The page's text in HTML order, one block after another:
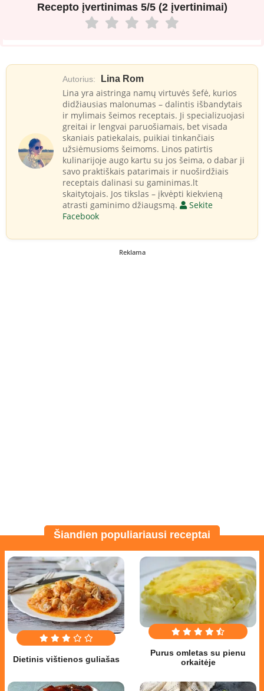
Recepto įvertinimas 5/5 (2 įvertinimai)
Autorius: Lina Rom
Lina yra aistringa namų virtuvės šefė, kurios
didžiausias malonumas – dalintis išbandytais
ir mylimais šeimos receptais. Ji specializuojasi
greitai ir lengvai paruošiamais, bet visada
skaniais patiekalais, puikiai tinkančiais
užsiėmusioms šeimoms. Linos patirtis
kulinarijoje augo kartu su jos šeima, o dabar ji
savo praktiškais patarimais ir nuoširdžiais
receptais dalinasi su gaminimas.lt
skaitytojais. Jos tikslas – įkvėpti kiekvieną
atrasti gaminimo džiaugsmą.
Sekite
Facebook
Reklama
Šiandien populiariausi receptai
Dietinis vištienos guliašas
Purus omletas su pienu
orkaitėje